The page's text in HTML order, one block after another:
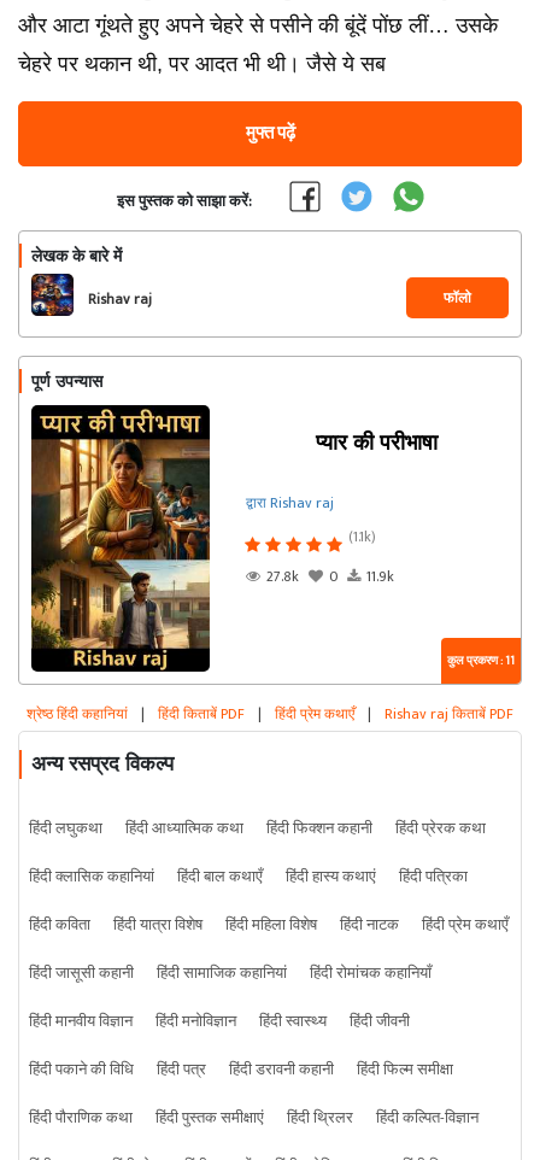
और आटा गूंथते हुए अपने चेहरे से पसीने की बूंदें पोंछ लीं… उसके
चेहरे पर थकान थी, पर आदत भी थी। जैसे ये सब
मुफ्त पढ़ें
इस पुस्तक को साझा करें:
लेखक के बारे में
Rishav raj फॉलो
पूर्ण उपन्यास
प्यार की परीभाषा
द्वारा Rishav raj
(1.1k)
27.8k
0 11.9k
कुल प्रकरण : 11
श्रेष्ठ हिंदी कहानियां | हिंदी किताबें PDF | हिंदी प्रेम कथाएँ | Rishav raj किताबें PDF
अन्य रसप्रद विकल्प
हिंदी लघुकथा हिंदी आध्यात्मिक कथा हिंदी फिक्शन कहानी
हिंदी प्रेरक कथा
हिंदी क्लासिक कहानियां
हिंदी बाल कथाएँ हिंदी हास्य कथाएं
हिंदी पत्रिका
हिंदी कविता
हिंदी यात्रा विशेष हिंदी महिला विशेष हिंदी नाटक
हिंदी प्रेम कथाएँ
हिंदी जासूसी कहानी
हिंदी सामाजिक कहानियां
हिंदी रोमांचक कहानियाँ
हिंदी मानवीय विज्ञान
हिंदी मनोविज्ञान हिंदी स्वास्थ्य
हिंदी जीवनी
हिंदी पकाने की विधि
हिंदी पत्र हिंदी डरावनी कहानी
हिंदी फिल्म समीक्षा
हिंदी पौराणिक कथा
हिंदी पुस्तक समीक्षाएं हिंदी थ्रिलर
हिंदी कल्पित-विज्ञान